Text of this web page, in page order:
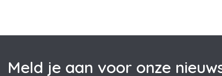
Meld je aan voor onze